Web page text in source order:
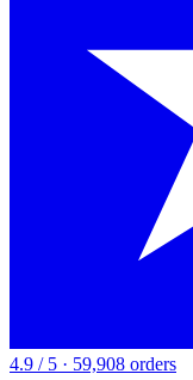
4.9 / 5 · 59,908 orders